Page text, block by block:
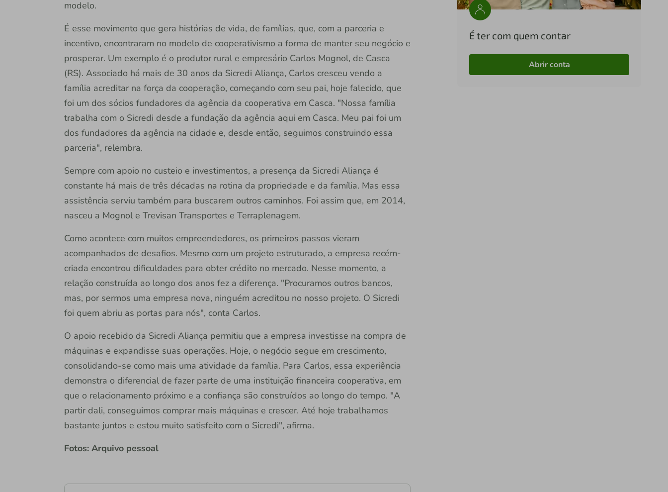
modelo.
É esse movimento que gera histórias de vida, de famílias, que, com a parceria e
incentivo, encontraram no modelo de cooperativismo a forma de manter seu negócio e
prosperar. Um exemplo é o produtor rural e empresário Carlos Mognol, de Casca
(RS). Associado há mais de 30 anos da Sicredi Aliança, Carlos cresceu vendo a
família acreditar na força da cooperação, começando com seu pai, hoje falecido, que
foi um dos sócios fundadores da agência da cooperativa em Casca. "Nossa família
trabalha com o Sicredi desde a fundação da agência aqui em Casca. Meu pai foi um
dos fundadores da agência na cidade e, desde então, seguimos construindo essa
parceria", relembra.
Sempre com apoio no custeio e investimentos, a presença da Sicredi Aliança é
constante há mais de três décadas na rotina da propriedade e da família. Mas essa
assistência serviu também para buscarem outros caminhos. Foi assim que, em 2014,
nasceu a Mognol e Trevisan Transportes e Terraplenagem.
Como acontece com muitos empreendedores, os primeiros passos vieram
acompanhados de desafios. Mesmo com um projeto estruturado, a empresa recém-
criada encontrou dificuldades para obter crédito no mercado. Nesse momento, a
relação construída ao longo dos anos fez a diferença. "Procuramos outros bancos,
mas, por sermos uma empresa nova, ninguém acreditou no nosso projeto. O Sicredi
foi quem abriu as portas para nós", conta Carlos.
O apoio recebido da Sicredi Aliança permitiu que a empresa investisse na compra de
máquinas e expandisse suas operações. Hoje, o negócio segue em crescimento,
consolidando-se como mais uma atividade da família. Para Carlos, essa experiência
demonstra o diferencial de fazer parte de uma instituição financeira cooperativa, em
que o relacionamento próximo e a confiança são construídos ao longo do tempo. "A
partir dali, conseguimos comprar mais máquinas e crescer. Até hoje trabalhamos
bastante juntos e estou muito satisfeito com o Sicredi", afirma.
Fotos: Arquivo pessoal
É ter com quem contar
Abrir conta